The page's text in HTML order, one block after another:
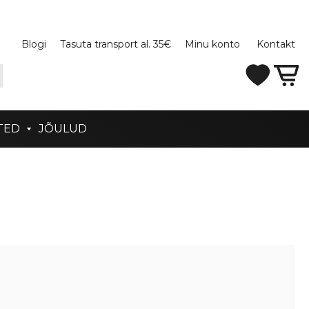
Blogi Tasuta transport al. 35€ Minu konto Kontakt
JÕULUD